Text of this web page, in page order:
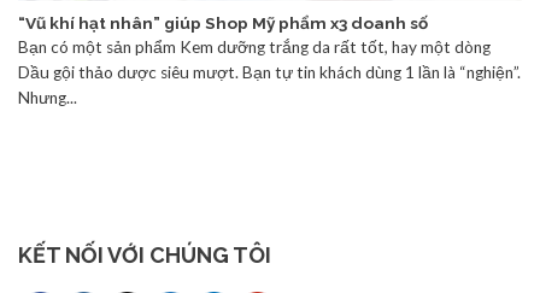
“Vũ khí hạt nhân” giúp Shop Mỹ phẩm x3 doanh số
Bạn có một sản phẩm Kem dưỡng trắng da rất tốt, hay một dòng
Dầu gội thảo dược siêu mượt. Bạn tự tin khách dùng 1 lần là “nghiện”.
Nhưng...
KẾT NỐI VỚI CHÚNG TÔI